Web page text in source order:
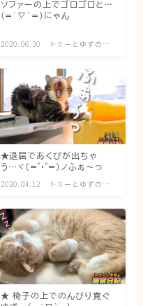
ソファーの上でゴロゴロと…
(=´∇｀=)にゃん
2020.06.30
トミーとゆずの観
★退屈であくびが出ちゃ
う…ヾ(=゜・゜=)ノふぁ〜っ
2020.04.12
トミーとゆずの観
★ 椅子の上でのんびり寛ぐ